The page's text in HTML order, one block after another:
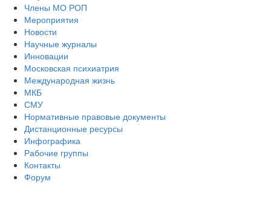
Члены МО РОП
Мероприятия
Новости
Научные журналы
Инновации
Московская психиатрия
Международная жизнь
МКБ
СМУ
Нормативные правовые документы
Дистанционные ресурсы
Инфографика
Рабочие группы
Контакты
Форум